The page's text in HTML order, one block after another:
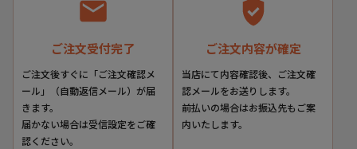
ご注文受付完了
ご注文後すぐに「ご注文確認メ
ール」（自動返信メール）が届
きます。
届かない場合は受信設定をご確
認ください。
ご注文内容が確定
当店にて内容確認後、ご注文確
認メールをお送りします。
前払いの場合はお振込先もご案
内いたします。